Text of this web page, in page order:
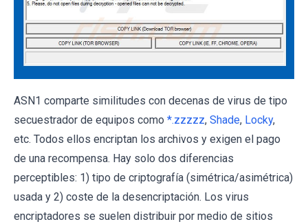
ASN1 comparte similitudes con decenas de virus de tipo
secuestrador de equipos como *.zzzzz, Shade, Locky,
etc. Todos ellos encriptan los archivos y exigen el pago
de una recompensa. Hay solo dos diferencias
perceptibles: 1) tipo de criptografía (simétrica/asimétrica)
usada y 2) coste de la desencriptación. Los virus
encriptadores se suelen distribuir por medio de sitios